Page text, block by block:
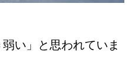
い」と思われていま